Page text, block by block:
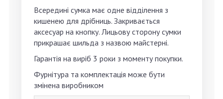
Всередині сумка має одне відділення з
кишенею для дрібниць. Закривається
аксесуар на кнопку. Лицьову сторону сумки
прикрашає шильда з назвою майстерні.
Гарантія на виріб 3 роки з моменту покупки.
Фурнітура та комплектація може бути
змінена виробником